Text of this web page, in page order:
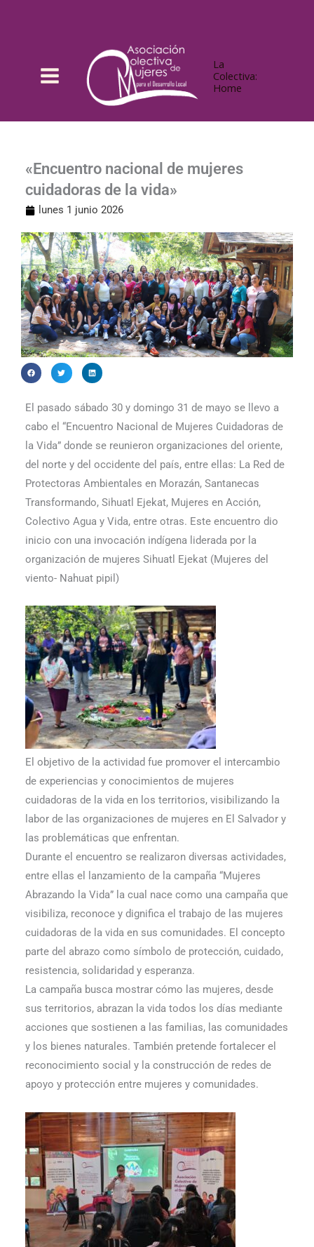
La
Colectiva:
Home
«Encuentro nacional de mujeres
cuidadoras de la vida»
lunes 1 junio 2026
El pasado sábado 30 y domingo 31 de mayo se llevo a
cabo el “Encuentro Nacional de Mujeres Cuidadoras de
la Vida” donde se reunieron organizaciones del oriente,
del norte y del occidente del país, entre ellas: La Red de
Protectoras Ambientales en Morazán, Santanecas
Transformando, Sihuatl Ejekat, Mujeres en Acción,
Colectivo Agua y Vida, entre otras. Este encuentro dio
inicio con una invocación indígena liderada por la
organización de mujeres Sihuatl Ejekat (Mujeres del
viento- Nahuat pipil)
El objetivo de la actividad fue promover el intercambio
de experiencias y conocimientos de mujeres
cuidadoras de la vida en los territorios, visibilizando la
labor de las organizaciones de mujeres en El Salvador y
las problemáticas que enfrentan.
Durante el encuentro se realizaron diversas actividades,
entre ellas el lanzamiento de la campaña “Mujeres
Abrazando la Vida” la cual nace como una campaña que
visibiliza, reconoce y dignifica el trabajo de las mujeres
cuidadoras de la vida en sus comunidades. El concepto
parte del abrazo como símbolo de protección, cuidado,
resistencia, solidaridad y esperanza.
La campaña busca mostrar cómo las mujeres, desde
sus territorios, abrazan la vida todos los días mediante
acciones que sostienen a las familias, las comunidades
y los bienes naturales. También pretende fortalecer el
reconocimiento social y la construcción de redes de
apoyo y protección entre mujeres y comunidades.